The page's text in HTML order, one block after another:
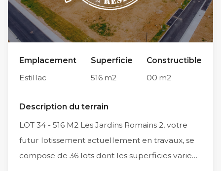
font un endroit privilégié pour la vie de famille.
Tous nos terrains sont conçus pour répondre à
toutes les normes de constructions actuelles.
appel au constructeur de son choix pour
élaborer son projet de construction.
Emplacement
Estillac
Superficie
516 m2
Constructible
00 m2
Description du terrain
LOT 34 - 516 M2 Les Jardins Romains 2, votre
futur lotissement actuellement en travaux, se
compose de 36 lots dont les superficies varient